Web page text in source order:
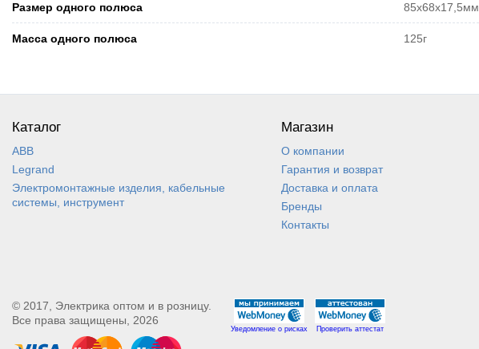
Размер одного полюса 85х68х17,5мм
Масса одного полюса 125г
Каталог
ABB
Legrand
Электромонтажные изделия, кабельные
системы, инструмент
Магазин
О компании
Гарантия и возврат
Доставка и оплата
Бренды
Контакты
© 2017, Электрика оптом и в розницу.
Все права защищены, 2026
Уведомление о рисках Проверить аттестат